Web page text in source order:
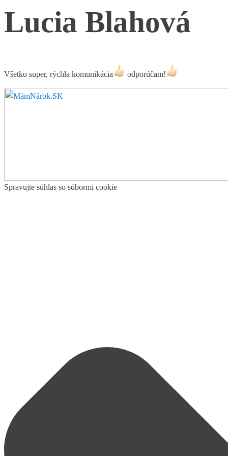
Lucia Blahová
Všetko super, rýchla komunikácia odporúčam!
Spravujte súhlas so súbormi cookie